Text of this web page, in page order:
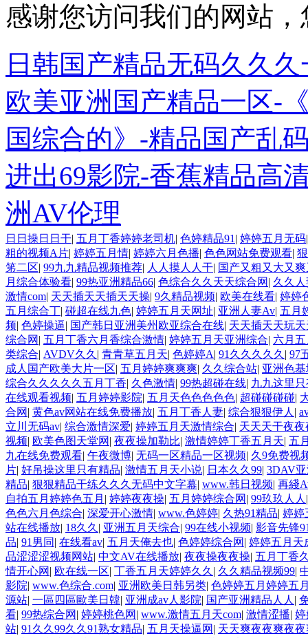
感谢您访问我们的网站
日韩国产精品无码久久
欧美亚洲国产精品一区-
国综合的》-精品国产乱
进出69影院-香蕉精品高
洲AV伦理
日日操日日干| 五月丁香婷婷老司机| 色婷精品91 | 婷婷五月无码
粗的视频A片| 婷婷五月情| 婷婷六月色播| 色色网站免费观看|
笫二区| 99九九精品视频推荐| 人人摸人人干| 国产又粗又大又
月综合体验看| 99热亚洲精品66| 色综合久久天天综合网 | 久久
激情com| 天天插天天插天天操| 9久精品视频| 欧美在线看| 婷婷
五月综合丁| 碰超在线九色| 婷婷五月天网址| 亚洲人妻Av| 五月
频| 色婷操逼| 国产韩日亚洲美州欧亚综合在线| 天天插天天玩
综合网 | 五月丁香六月香综合激情| 婷婷五月天亚洲综合| 六月
类综合| AVDV久久 | 青青草五月天| 色婷婷A| 91久久久久久 | 97
成人国产欧美大片一区| 五月婷婷爽爽爽| 久久综合站| 亚洲色基
综合久久久久久五月丁香| 久色激情| 99热超碰在线| 九九这里
在线观看视频| 五月婷婷影院| 五月天色色色色色| 超碰碰碰碰|
合网 | 黄色av网站在线免费播放| 五月丁香人妻| 综合狠狠伊人 |
立川无码av| 综合激情深爱| 婷婷五月天激情综合| 天天天干夜夜
视频| 欧美色图天堂网 | 夜夜操加勒比| 激情婷婷丁香五月天| 五
九在线免费观看| 午夜微博| 无码一区精品一区视频| 久9免费视
片| 好吊操这里只有精品| 激情五月天小说| 日本久久99| 3DAV
精品| 狠狠精品干练久久久无码中文字幕| www.韩日视频| 再綫
自拍五月婷婷色五月 | 婷婷夜夜操| 五月婷婷综合网 | 99玖玖人人
色色六月色综合| 深爱开心激情| www.色婷婷| 久热91精品| 婷婷
站在线播放| 18久久 | 亚洲五月天综合| 99在线小视频| 影音先锋
品| 91男同 | 在线看av| 五月天俺去也| 色婷婷综合网 | 婷婷五月天
品涩涩涩视频网站| 中文AV在线播放| 夜夜操夜夜操| 五月丁香
情开心网 | 欧在线一区| 丁香五月天婷婷久久 | 久久精品视频99|
影院| www.色综合.com| 亚洲欧美日韩另类| 色婷婷五月婷婷五
源站| 一區四區歐美日韓| 亚洲成av人影院| 国产亚洲精品人人 |
看| 99热综合网 | 婷婷桃色网 | www.激情五月天com| 激情涩播| 婷
站| 91久久99久久91熟女精品| 五月天操逼网 | 天天爽夜夜爽夜